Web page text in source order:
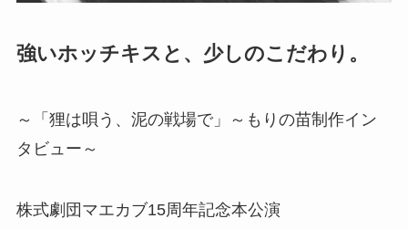
強いホッチキスと、少しのこだわり。
～「狸は唄う、泥の戦場で」～もりの苗制作イン
タビュー～
株式劇団マエカブ15周年記念本公演